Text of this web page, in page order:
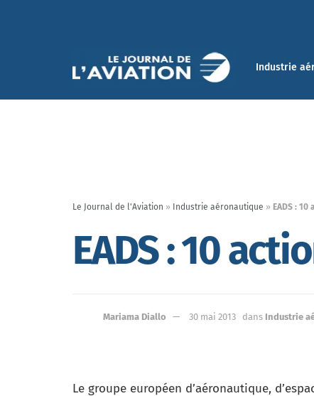
Industrie
Le Journal de l'Aviation » Industrie aéronautique » EADS :
EADS : 10
Mariama Diallo 30 mai 2013 dans Industrie
Le groupe européen d’aéronautique,